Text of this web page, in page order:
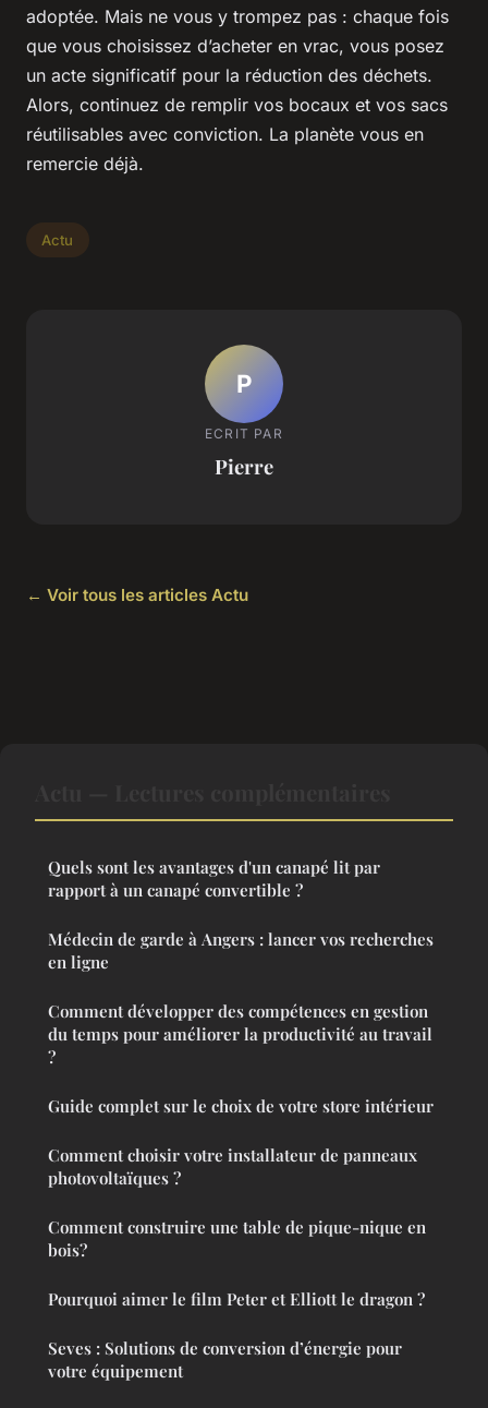
adoptée. Mais ne vous y trompez pas : chaque fois
que vous choisissez d’acheter en vrac, vous posez
un acte significatif pour la réduction des déchets.
Alors, continuez de remplir vos bocaux et vos sacs
réutilisables avec conviction. La planète vous en
remercie déjà.
Actu
P
ECRIT PAR
Pierre
← Voir tous les articles Actu
Quels sont les avantages d'un canapé lit par
rapport à un canapé convertible ?
Médecin de garde à Angers : lancer vos recherches
en ligne
Comment développer des compétences en gestion
du temps pour améliorer la productivité au travail
?
Guide complet sur le choix de votre store intérieur
Comment choisir votre installateur de panneaux
photovoltaïques ?
Comment construire une table de pique-nique en
bois?
Pourquoi aimer le film Peter et Elliott le dragon ?
Seves : Solutions de conversion d’énergie pour
votre équipement